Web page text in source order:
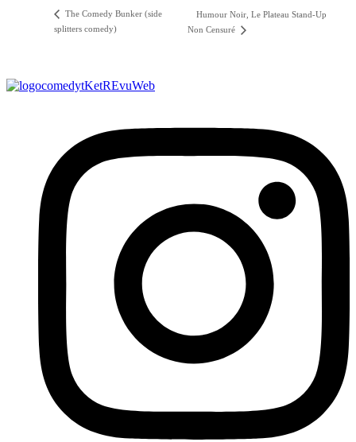
The Comedy Bunker (side
splitters comedy)
Humour Noir, Le Plateau Stand-Up
Non Censuré